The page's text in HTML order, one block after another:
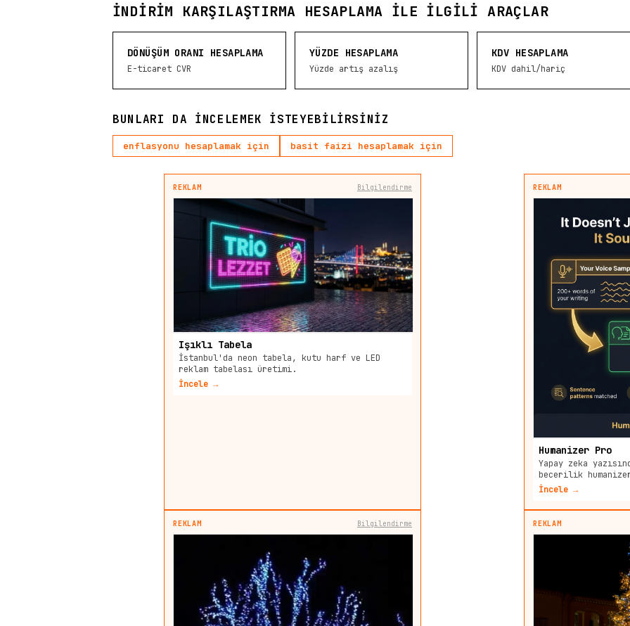
İNDIRIM KARŞILAŞTIRMA HESAPLAMA ILE İLGILI ARAÇLAR
DÖNÜŞÜM ORANI HESAPLAMA
E-ticaret CVR
YÜZDE HESAPLAMA
Yüzde artış azalış
KDV HESAPLAMA
KDV dahil/hariç
BUNLARI DA INCELEMEK ISTEYEBILIRSINIZ
enflasyonu hesaplamak için basit faizi hesaplamak için
REKLAM Bilgilendirme
Işıklı Tabela
İstanbul'da neon tabela, kutu harf ve LED
reklam tabelası üretimi.
İncele →
REKLAM
Humanizer Pro
Yapay zeka
becerilik
İncele →
REKLAM Bilgilendirme REKLAM